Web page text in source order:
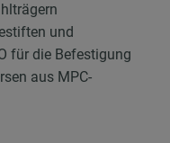
und
für die Befestigung
aus MPC-